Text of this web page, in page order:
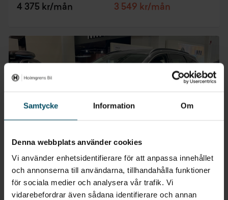
Samtycke Information Om
Denna webbplats använder cookies
Vi använder enhetsidentifierare för att anpassa innehållet
och annonserna till användarna, tillhandahålla funktioner
för sociala medier och analysera vår trafik. Vi
vidarebefordrar även sådana identifierare och annan
4 375 kr/mån 3 549 kr/mån